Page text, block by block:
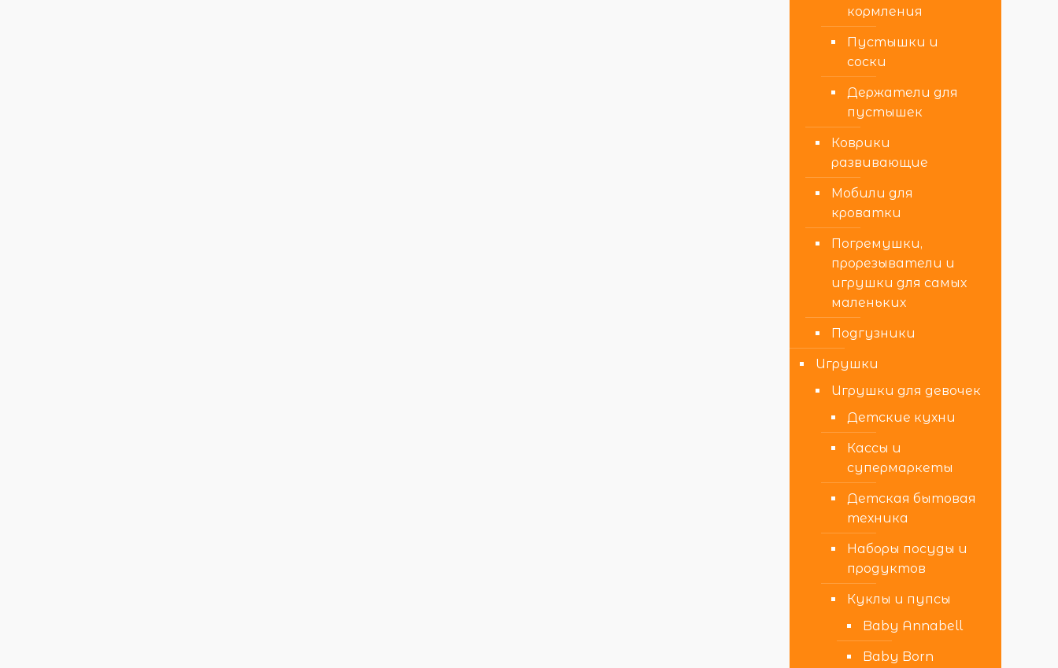
кормления
Пустышки и
соски
Держатели для
пустышек
Коврики
развивающие
Мобили для
кроватки
Погремушки,
прорезыватели и
игрушки для самых
маленьких
Подгузники
Игрушки
Игрушки для девочек
Детские кухни
Кассы и
супермаркеты
Детская бытовая
техника
Наборы посуды и
продуктов
Куклы и пупсы
Baby Annabell
Baby Born